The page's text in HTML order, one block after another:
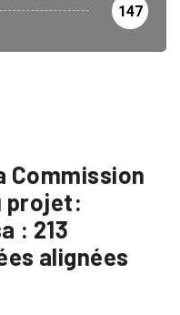
147
Commission
projet:
: 213
alignées